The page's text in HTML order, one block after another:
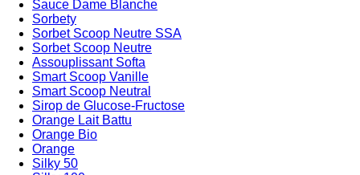
Sauce Dame Blanche
Sorbety
Sorbet Scoop Neutre SSA
Sorbet Scoop Neutre
Assouplissant Softa
Smart Scoop Vanille
Smart Scoop Neutral
Sirop de Glucose-Fructose
Orange Lait Battu
Orange Bio
Orange
Silky 50